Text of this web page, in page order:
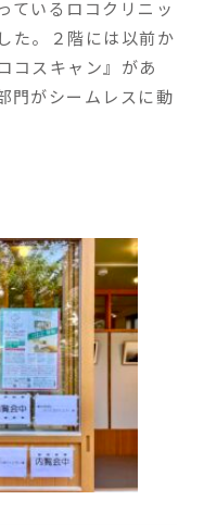
ているロコクリニッ
た。２階には以前か
コスキャン』があ
門がシームレスに動